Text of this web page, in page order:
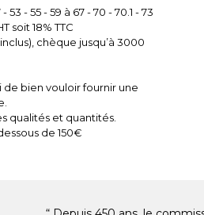
53 - 55 - 59 à 67 - 70 - 70.1 - 73
soit 18% TTC
chèque jusqu’à 3000
bien vouloir fournir une
qualités et quantités.
de 150€